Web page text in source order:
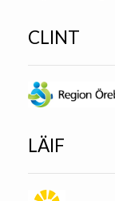
CLINT
LÄIF